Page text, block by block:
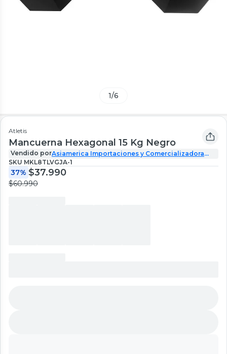
1/6
Atletis
Mancuerna Hexagonal 15 Kg Negro
Vendido porAsiamerica Importaciones y Comercializadora
SPA
SKU MKL8TLVGJA-1
37% $37.990
$60.990